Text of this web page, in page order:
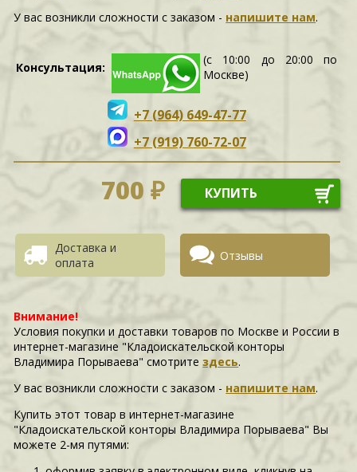
У вас возникли сложности c заказом - напишите нам.
Консультация:
(с 10:00 до 20:00 по
Москве)
+7 (964) 649-47-77
+7 (919) 760-72-07
700 ₽ КУПИТЬ
Доставка и
оплата
Отзывы
Внимание!
Условия покупки и доставки товаров по Москве и России в
интернет-магазине "Кладоискательской конторы
Владимира Порываева" смотритездесь.
У вас возникли сложности c заказом - напишите нам.
Купить этот товар в интернет-магазине
"Кладоискательской конторы Владимира Порываева" Вы
можете 2-мя путями: